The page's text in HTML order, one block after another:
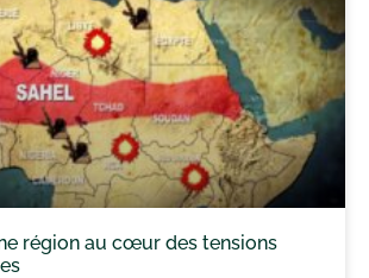
région au cœur des tensions